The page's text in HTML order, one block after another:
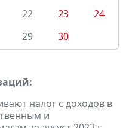
22 23
24
29 30
налог с доходов в
и